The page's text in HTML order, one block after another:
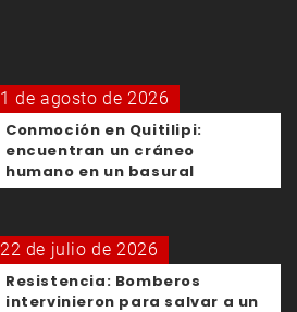
1 de agosto de 2026
Conmoción en Quitilipi:
encuentran un cráneo
humano en un basural
22 de julio de 2026
Resistencia: Bomberos
intervinieron para salvar a un